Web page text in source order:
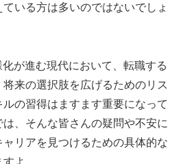
いる方は多いのではないでしょ
が進む現代において、転職する
来の選択肢を広げるためのリス
の習得はますます重要になって
、そんな皆さんの疑問や不安に
リアを見つけるための具体的な
よ。